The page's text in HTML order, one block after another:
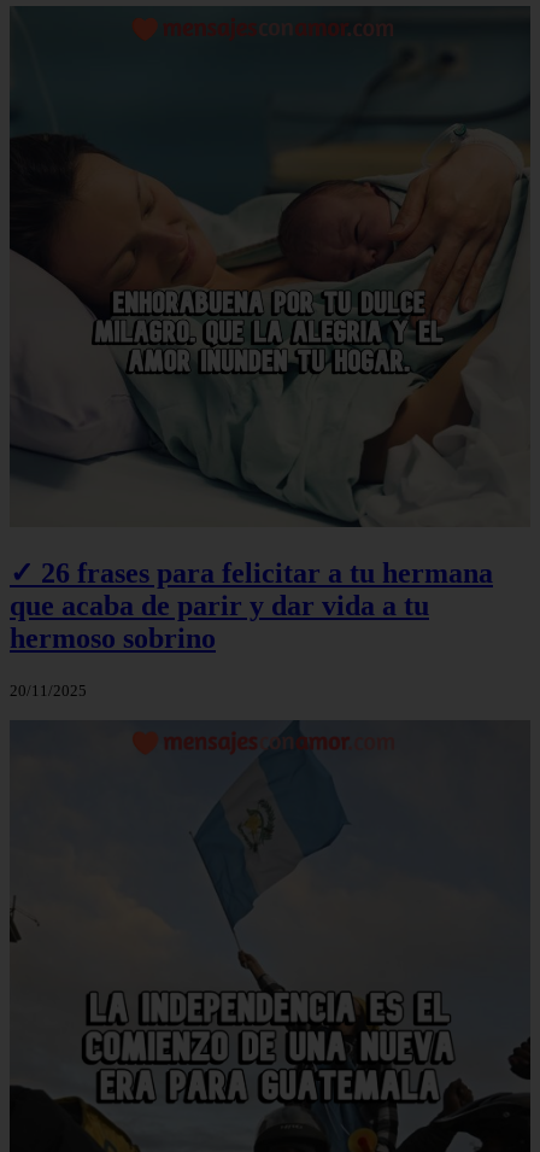
✓ 26 frases para felicitar a tu hermana
que acaba de parir y dar vida a tu
hermoso sobrino
20/11/2025